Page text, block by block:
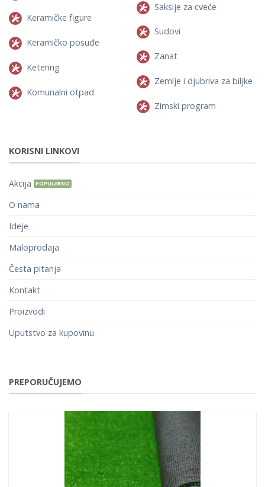
Keramičke figure
Keramičko posuđe
Ketering
Komunalni otpad
Saksije za cveće
Sudovi
Zanat
Zemlje i djubriva za biljke
Zimski program
KORISNI LINKOVI
Akcija
O nama
Ideje
Maloprodaja
Česta pitanja
Kontakt
Proizvodi
Uputstvo za kupovinu
PREPORUČUJEMO